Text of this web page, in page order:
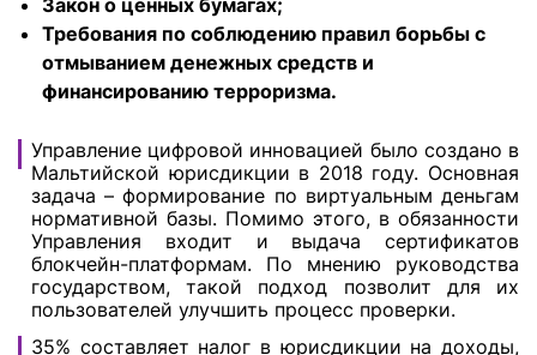
Требования по соблюдению правил борьбы с
отмыванием денежных средств и
финансированию терроризма.
Управление цифровой инновацией было создано в
Мальтийской юрисдикции в 2018 году. Основная
задача – формирование по виртуальным деньгам
нормативной базы. Помимо этого, в обязанности
Управления входит и выдача сертификатов
блокчейн-платформам. По мнению руководства
государством, такой подход позволит для их
пользователей улучшить процесс проверки.
35% составляет налог в юрисдикции на доходы,